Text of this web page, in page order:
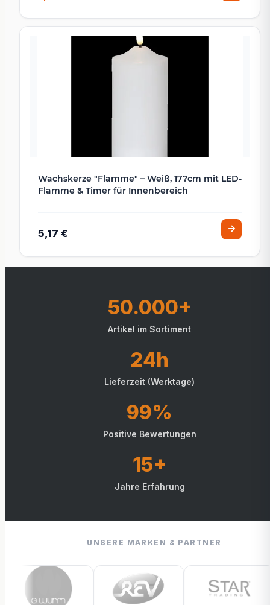
Wachskerze "Flamme" – Weiß, 17?cm mit LED-
Flamme & Timer für Innenbereich
5,17 €
50.000+
Artikel im Sortiment
24h
Lieferzeit (Werktage)
99%
Positive Bewertungen
15+
Jahre Erfahrung
UNSERE MARKEN & PARTNER